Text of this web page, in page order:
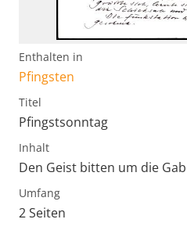
Enthalten in
Pfingsten
Titel
Pfingstsonntag
Inhalt
Den Geist bitten um die
Umfang
2 Seiten